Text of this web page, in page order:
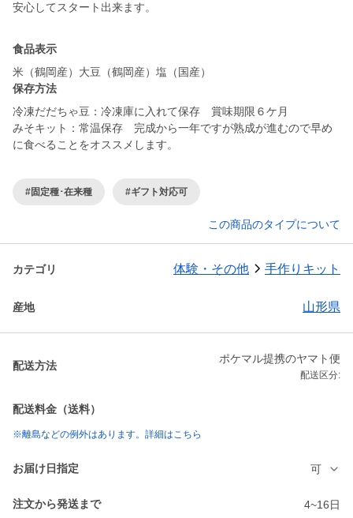
安心してスタート出来ます。
食品表示
米（鶴岡産）大豆（鶴岡産）塩（国産）
保存方法
冷凍だだちゃ豆：冷凍庫に入れて保存 賞味期限６ケ月
みそキット：常温保存 完成から一年ですが熟成が進むので早め
に食べることをオススメします。
#固定種･在来種 #ギフト対応可
この商品のタイプについて
カテゴリ 体験・その他 手作りキット
産地 山形県
配送方法
ポケマル提携のヤマト便
配送区分:
配送料金（送料）
※離島などの例外はあります。詳細はこちら
お届け日指定 可
注文から発送まで 4~16日